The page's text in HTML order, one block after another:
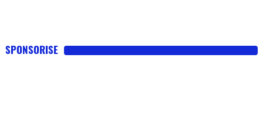
SPONSORISE